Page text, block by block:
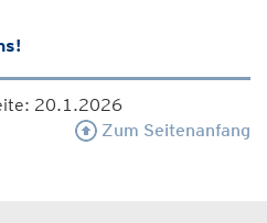
20.1.2026
Zum Seitenanfang